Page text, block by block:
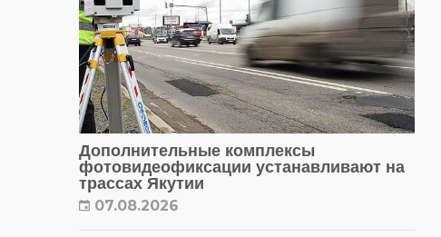
Дополнительные комплексы
фотовидеофиксации устанавливают на
трассах Якутии
07.08.2026